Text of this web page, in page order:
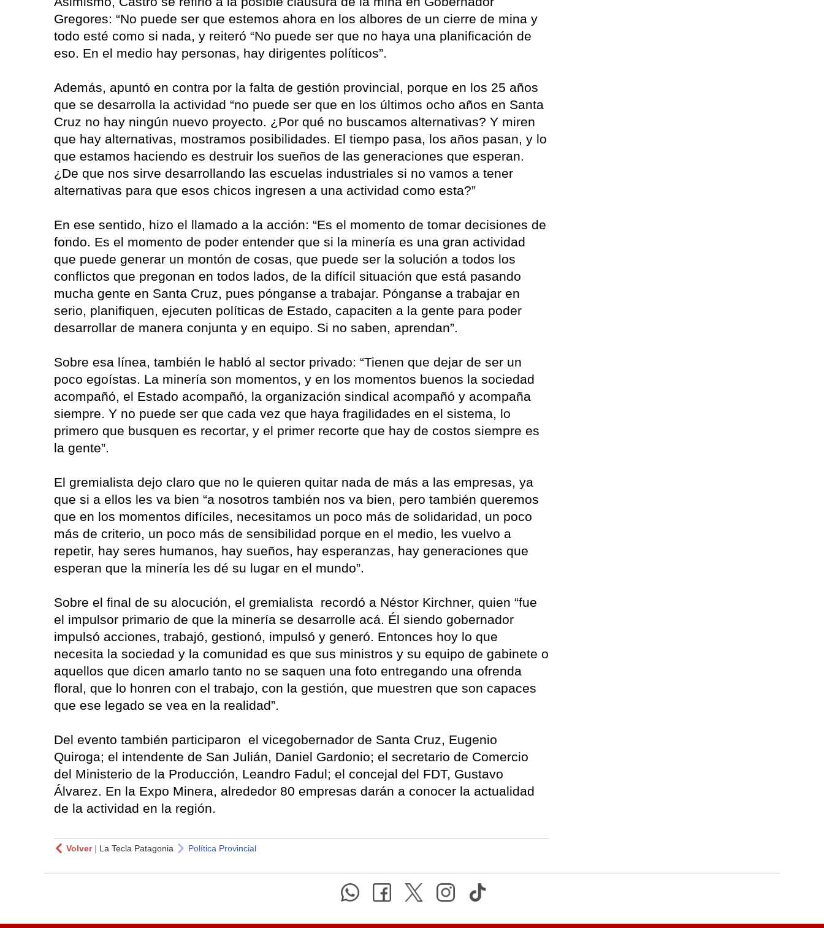
Gregores: “No puede ser que estemos ahora en los albores de un cierre de mina y
todo esté como si nada, y reiteró “No puede ser que no haya una planificación de
eso. En el medio hay personas, hay dirigentes políticos”.
Además, apuntó en contra por la falta de gestión provincial, porque en los 25 años
que se desarrolla la actividad “no puede ser que en los últimos ocho años en Santa
Cruz no hay ningún nuevo proyecto. ¿Por qué no buscamos alternativas? Y miren
que hay alternativas, mostramos posibilidades. El tiempo pasa, los años pasan, y lo
que estamos haciendo es destruir los sueños de las generaciones que esperan.
¿De que nos sirve desarrollando las escuelas industriales si no vamos a tener
alternativas para que esos chicos ingresen a una actividad como esta?”
En ese sentido, hizo el llamado a la acción: “Es el momento de tomar decisiones de
fondo. Es el momento de poder entender que si la minería es una gran actividad
que puede generar un montón de cosas, que puede ser la solución a todos los
conflictos que pregonan en todos lados, de la difícil situación que está pasando
mucha gente en Santa Cruz, pues pónganse a trabajar. Pónganse a trabajar en
serio, planifiquen, ejecuten políticas de Estado, capaciten a la gente para poder
desarrollar de manera conjunta y en equipo. Si no saben, aprendan”.
Sobre esa línea, también le habló al sector privado: “Tienen que dejar de ser un
poco egoístas. La minería son momentos, y en los momentos buenos la sociedad
acompañó, el Estado acompañó, la organización sindical acompañó y acompaña
siempre. Y no puede ser que cada vez que haya fragilidades en el sistema, lo
primero que busquen es recortar, y el primer recorte que hay de costos siempre es
la gente”.
El gremialista dejo claro que no le quieren quitar nada de más a las empresas, ya
que si a ellos les va bien “a nosotros también nos va bien, pero también queremos
que en los momentos difíciles, necesitamos un poco más de solidaridad, un poco
más de criterio, un poco más de sensibilidad porque en el medio, les vuelvo a
repetir, hay seres humanos, hay sueños, hay esperanzas, hay generaciones que
esperan que la minería les dé su lugar en el mundo”.
Sobre el final de su alocución, el gremialista recordó a Néstor Kirchner, quien “fue
el impulsor primario de que la minería se desarrolle acá. Él siendo gobernador
impulsó acciones, trabajó, gestionó, impulsó y generó. Entonces hoy lo que
necesita la sociedad y la comunidad es que sus ministros y su equipo de gabinete o
aquellos que dicen amarlo tanto no se saquen una foto entregando una ofrenda
floral, que lo honren con el trabajo, con la gestión, que muestren que son capaces
que ese legado se vea en la realidad”.
Del evento también participaron el vicegobernador de Santa Cruz, Eugenio
Quiroga; el intendente de San Julián, Daniel Gardonio; el secretario de Comercio
del Ministerio de la Producción, Leandro Fadul; el concejal del FDT, Gustavo
Álvarez. En la Expo Minera, alrededor 80 empresas darán a conocer la actualidad
de la actividad en la región.
Volver| La Tecla Patagonia Política Provincial